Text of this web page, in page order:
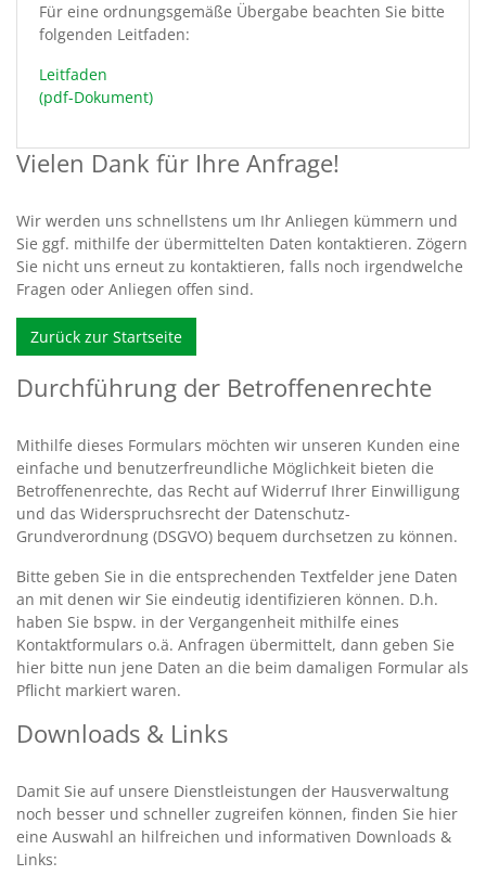
Für eine ordnungsgemäße Übergabe beachten Sie bitte
folgenden Leitfaden:
Leitfaden
(pdf-Dokument)
Vielen Dank für Ihre Anfrage!
Wir werden uns schnellstens um Ihr Anliegen kümmern und
Sie ggf. mithilfe der übermittelten Daten kontaktieren. Zögern
Sie nicht uns erneut zu kontaktieren, falls noch irgendwelche
Fragen oder Anliegen offen sind.
Zurück zur Startseite
Durchführung der Betroffenenrechte
Mithilfe dieses Formulars möchten wir unseren Kunden eine
einfache und benutzerfreundliche Möglichkeit bieten die
Betroffenenrechte, das Recht auf Widerruf Ihrer Einwilligung
und das Widerspruchsrecht der Datenschutz-
Grundverordnung (DSGVO) bequem durchsetzen zu können.
Bitte geben Sie in die entsprechenden Textfelder jene Daten
an mit denen wir Sie eindeutig identifizieren können. D.h.
haben Sie bspw. in der Vergangenheit mithilfe eines
Kontaktformulars o.ä. Anfragen übermittelt, dann geben Sie
hier bitte nun jene Daten an die beim damaligen Formular als
Pflicht markiert waren.
Downloads & Links
Damit Sie auf unsere Dienstleistungen der Hausverwaltung
noch besser und schneller zugreifen können, finden Sie hier
eine Auswahl an hilfreichen und informativen Downloads &
Links: